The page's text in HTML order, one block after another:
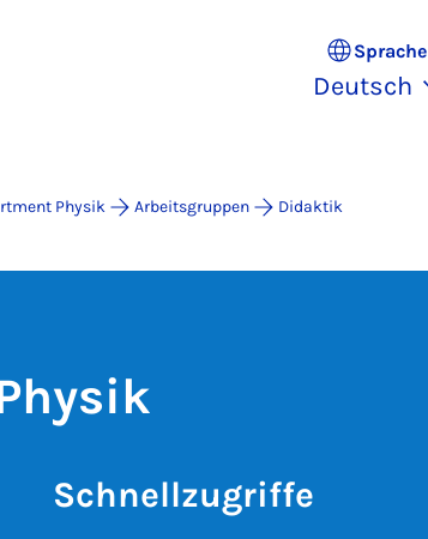
Sprache
Deutsch
Physik Arbeitsgruppen Didaktik
Schnellzugriffe